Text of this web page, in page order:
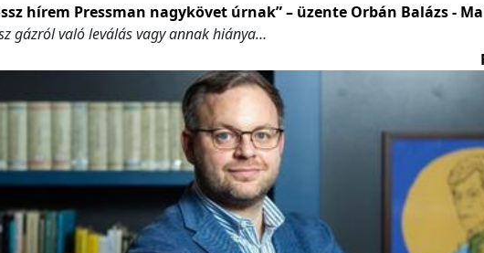
hírem Pressman nagykövet úrnak” – üzente Orbán Balázs -
gázról való leválás vagy annak hiánya…